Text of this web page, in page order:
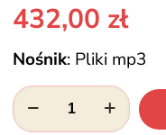
432,00 zł
Nośnik: Pliki mp3
ilość
Muzykoterapia